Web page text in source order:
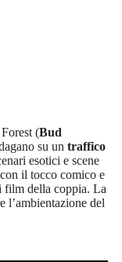
(Bud
su un traffico
esotici e scene
il tocco comico e
film della coppia. La
l’ambientazione del